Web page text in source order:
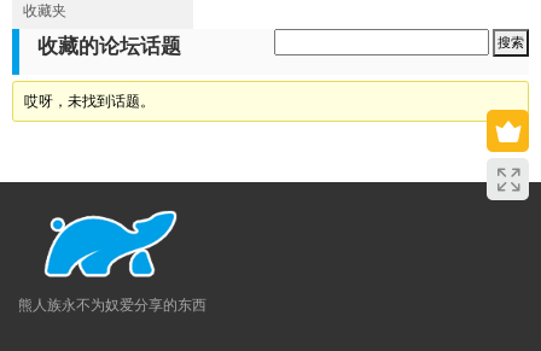
收藏夹
收藏的论坛话题
哎呀，未找到话题。
熊人族永不为奴爱分享的东西